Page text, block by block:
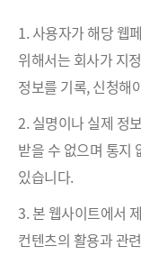
1. 사용자가 해당 웹
위해서는 회사가 지
정보를 기록, 신청해
2. 실명이나 실제 정
받을 수 없으며 통지
있습니다.
3. 본 웹사이트에서
컨텐츠의 활용과 관